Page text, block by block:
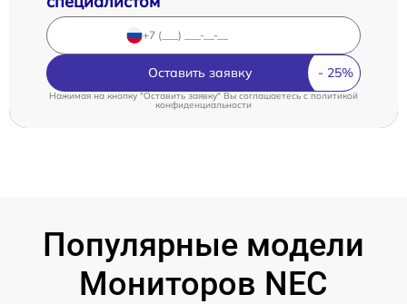
Оставить заявку
Нажимая на кнопку "Оставить заявку" Вы соглашаетесь cполитикой
конфиденциальности
Популярные модели
Мониторов NEC